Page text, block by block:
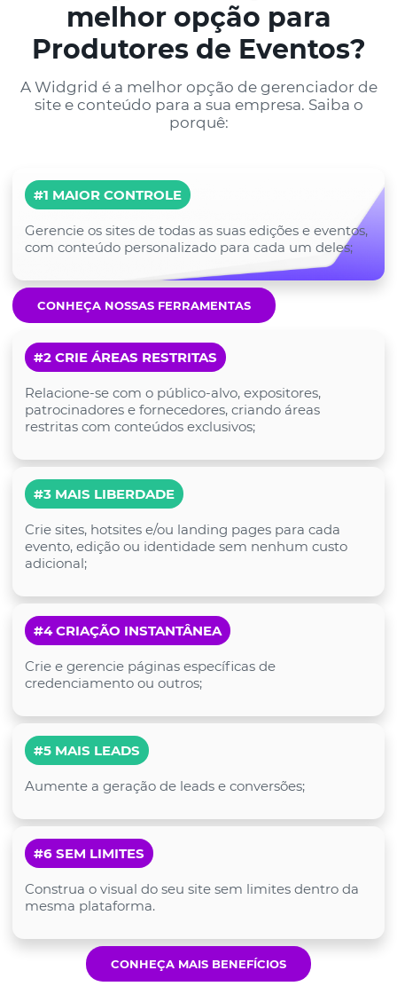
melhor opção para
Produtores de Eventos?
A Widgrid é a melhor opção de gerenciador de
site e conteúdo para a sua empresa. Saiba o
porquê:
#1 MAIOR CONTROLE
Gerencie os sites de todas as suas edições e eventos,
com conteúdo personalizado para cada um deles;
CONHEÇA NOSSAS FERRAMENTAS
#2 CRIE ÁREAS RESTRITAS
Relacione-se com o público-alvo, expositores,
patrocinadores e fornecedores, criando áreas
restritas com conteúdos exclusivos;
#3 MAIS LIBERDADE
Crie sites, hotsites e/ou landing pages para cada
evento, edição ou identidade sem nenhum custo
adicional;
#4 CRIAÇÃO INSTANTÂNEA
Crie e gerencie páginas específicas de
credenciamento ou outros;
#5 MAIS LEADS
Aumente a geração de leads e conversões;
#6 SEM LIMITES
Construa o visual do seu site sem limites dentro da
mesma plataforma.
CONHEÇA MAIS BENEFÍCIOS